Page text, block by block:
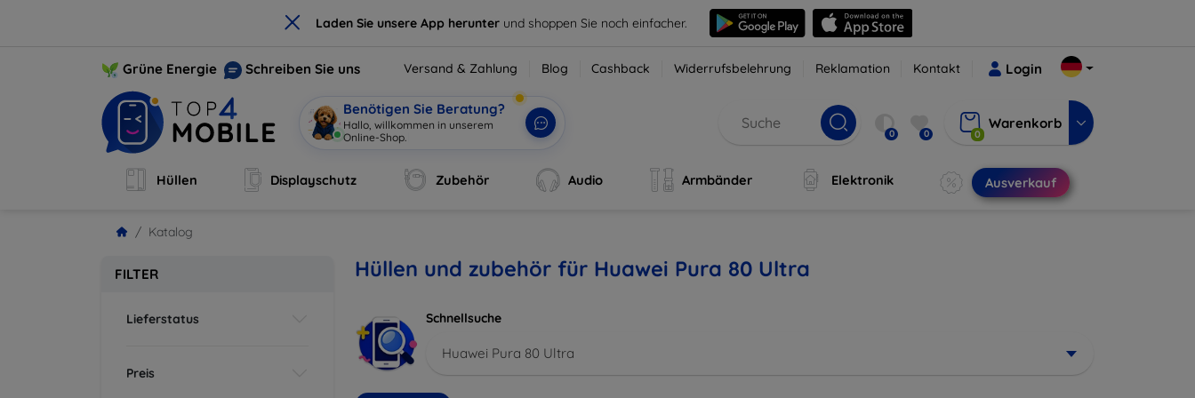
× Laden Sie unsere App herunter und shoppen Sie noch einfacher.
Grüne Energie Schreiben Sie uns Versand & Zahlung Blog Cashback Widerrufsbelehrung Reklamation Kontakt Login
Benötigen Sie Beratung?
Hallo, willkommen in unserem
Online-Shop.
0 0 0
Warenkorb
Hüllen Displayschutz Zubehör Audio Armbänder Elektronik Ausverkauf
Katalog
FILTER
Lieferstatus
Preis
Hüllen und zubehör für Huawei Pura 80 Ultra
Schnellsuche
Huawei Pura 80 Ultra